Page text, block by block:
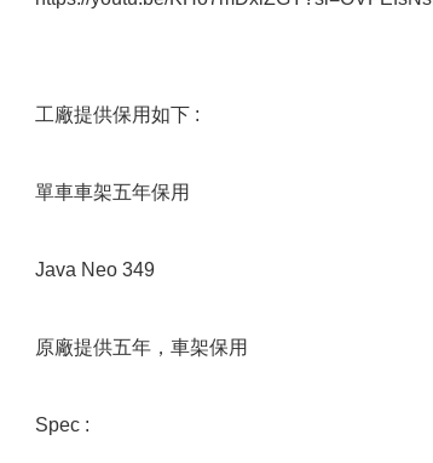
工廠提供保用如下 :
單車車架五年保用
Java Neo 349
原廠提供五年，車架保用
Spec :